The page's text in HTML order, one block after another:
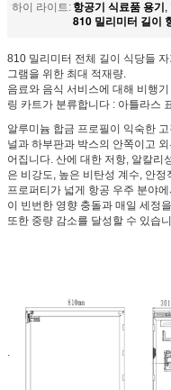
하이 라이트: 항공기 식료품 용기,
810 밀리미터 길이
810 밀리미터 전체 길이 식당들
그램을 위한 최대 적재량.
음료와 음식 서비스에 대해 비행
링 카트가 분류합니다 : 아틀라스
알루미늄 합금 프로필이 익숙한
널과 하부판과 박스의 안쪽이고
어집니다. 산에 대한 저항, 알칼리
은 비강도, 높은 비탄성 계수, 안
프로퍼티가 넓게 항공 우주 분야
이 빈번한 영향 충돌과 매일 세정
또한 중량 감소를 달성할 수 있습
.